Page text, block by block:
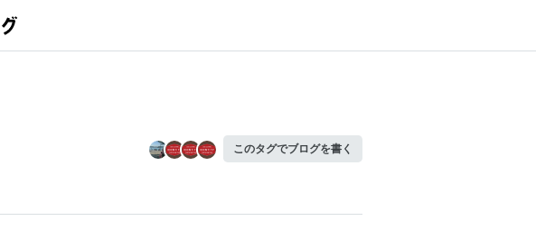
このタグでブログを書く